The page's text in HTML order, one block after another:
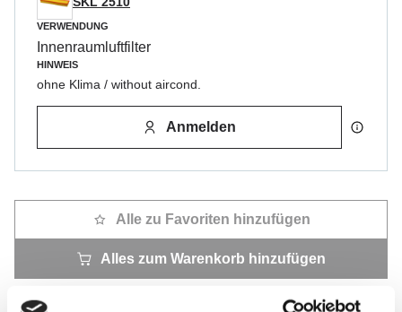
VERWENDUNG
Innenraumluftfilter
HINWEIS
ohne Klima / without aircond.
Anmelden
Alle zu Favoriten hinzufügen
Alles zum Warenkorb hinzufügen